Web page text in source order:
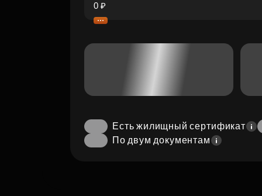
Есть жилищный сертификат
По двум документам